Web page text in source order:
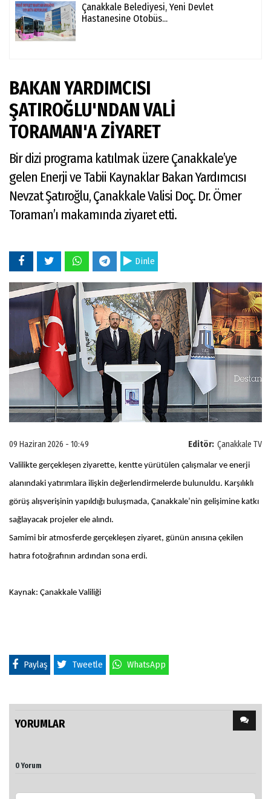
Çanakkale Belediyesi, Yeni Devlet
Hastanesine Otobüs...
BAKAN YARDIMCISI
ŞATIROĞLU'NDAN VALİ
TORAMAN'A ZİYARET
Bir dizi programa katılmak üzere Çanakkale’ye
gelen Enerji ve Tabii Kaynaklar Bakan Yardımcısı
Nevzat Şatıroğlu, Çanakkale Valisi Doç. Dr. Ömer
Toraman’ı makamında ziyaret etti.
Dinle
Editör: Çanakkale TV
09 Haziran 2026 - 10:49
Valilikte gerçekleşen ziyarette, kentte yürütülen çalışmalar ve enerji
alanındaki yatırımlara ilişkin değerlendirmelerde bulunuldu. Karşılıklı
görüş alışverişinin yapıldığı buluşmada, Çanakkale’nin gelişimine katkı
sağlayacak projeler ele alındı.
Samimi bir atmosferde gerçekleşen ziyaret, günün anısına çekilen
hatıra fotoğrafının ardından sona erdi.
Kaynak: Çanakkale Valiliği
Paylaş Tweetle WhatsApp
YORUMLAR
0 Yorum